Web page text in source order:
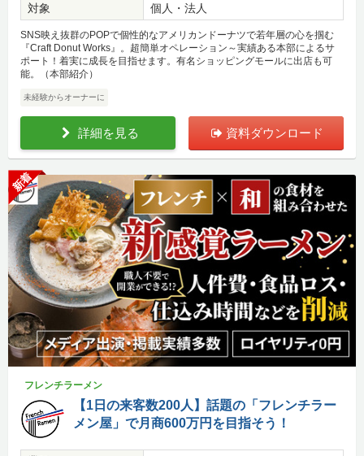
対象 個人・法人
SNS映え抜群のPOPで個性的なアメリカンドーナツで若年層の心を掴む
『Craft Donut Works』。超簡単オペレーション～実績ある本部によるサ
ポート！着実に成長を目指せます。有名ショッピングモールに出店も可
能。（本部紹介）
未経験からオーナーに
詳細を見る 資料ダウンロード
新着
フレンチラーメン
【1日の来客数200人】話題の「フレンチラー
メン屋」で月商600万円を目指そう！